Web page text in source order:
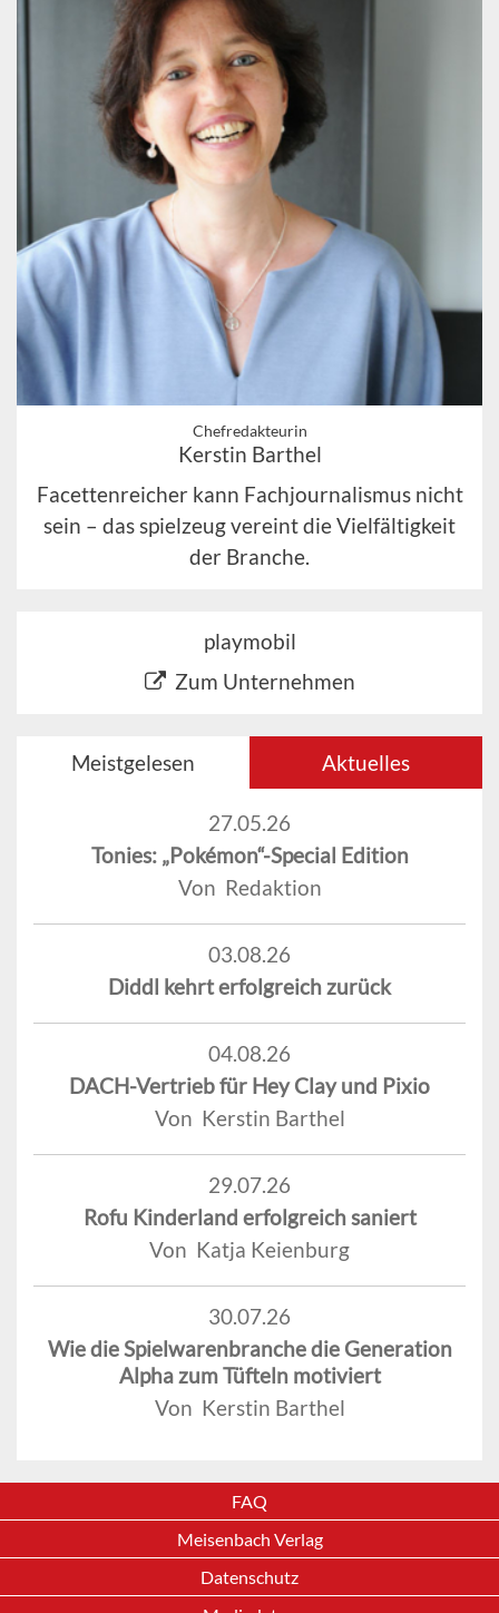
Chefredakteurin
Kerstin Barthel
Facettenreicher kann Fachjournalismus nicht
sein – das spielzeug vereint die Vielfältigkeit
der Branche.
playmobil
Zum Unternehmen
Meistgelesen Aktuelles
27.05.26
Tonies: „Pokémon“-Special Edition
Von Redaktion
03.08.26
Diddl kehrt erfolgreich zurück
04.08.26
DACH-Vertrieb für Hey Clay und Pixio
Von Kerstin Barthel
29.07.26
Rofu Kinderland erfolgreich saniert
Von Katja Keienburg
30.07.26
Wie die Spielwarenbranche die Generation
Alpha zum Tüfteln motiviert
Von Kerstin Barthel
FAQ
Meisenbach Verlag
Datenschutz